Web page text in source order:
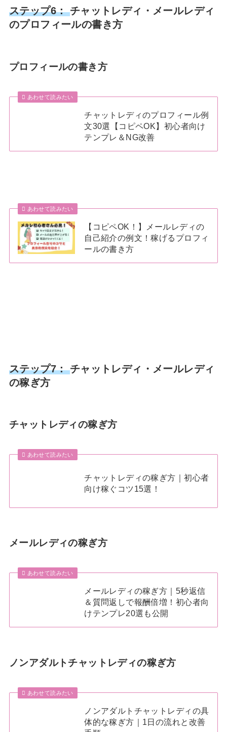
ステップ6： チャットレディ・メールレディ
のプロフィールの書き方
プロフィールの書き方
あわせて読みたい
チャットレディのプロフィール例
文30選【コピペOK】初心者向け
テンプレ＆NG改善
あわせて読みたい
【コピペOK！】メールレディの
自己紹介の例文！稼げるプロフィ
ールの書き方
ステップ7： チャットレディ・メールレディ
の稼ぎ方
チャットレディの稼ぎ方
あわせて読みたい
チャットレディの稼ぎ方｜初心者
向け稼ぐコツ15選！
メールレディの稼ぎ方
あわせて読みたい
メールレディの稼ぎ方｜5秒返信
＆質問返しで報酬倍増！初心者向
けテンプレ20選も公開
ノンアダルトチャットレディの稼ぎ方
あわせて読みたい
ノンアダルトチャットレディの具
体的な稼ぎ方｜1日の流れと改善